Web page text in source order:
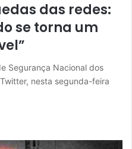
das redes:
se torna um
Segurança Nacional dos
nesta segunda-feira